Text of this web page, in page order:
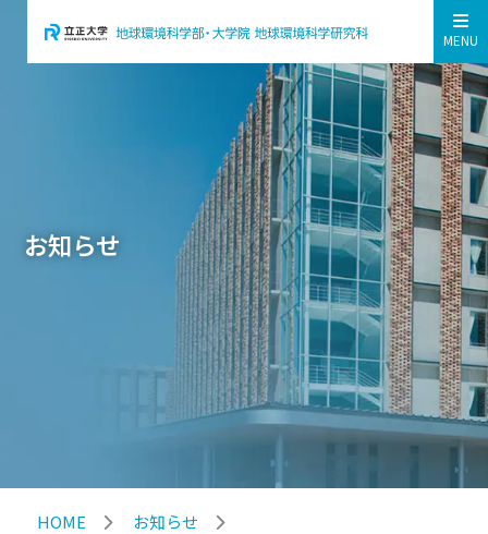
MENU
お知らせ
HOME
お知らせ